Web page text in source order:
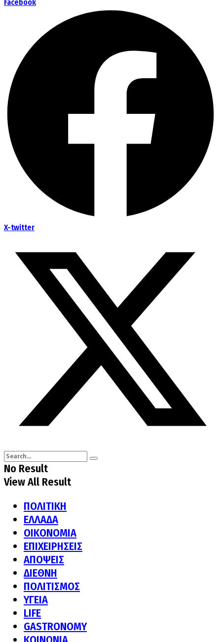
Facebook
X-twitter
No Result
View All Result
ΠΟΛΙΤΙΚΗ
ΕΛΛΑΔΑ
ΟΙΚΟΝΟΜΙΑ
ΕΠΙΧΕΙΡΗΣΕΙΣ
ΑΠΟΨΕΙΣ
ΔΙΕΘΝΗ
ΠΟΛΙΤΙΣΜΟΣ
ΥΓΕΙΑ
LIFE
GASTRONOMY